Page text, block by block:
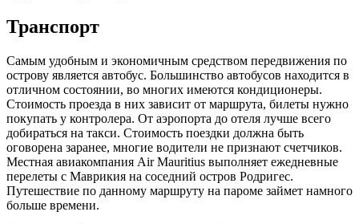
Транспорт
Самым удобным и экономичным средством передвижения по
острову является автобус. Большинство автобусов находится в
отличном состоянии, во многих имеются кондиционеры.
Стоимость проезда в них зависит от маршрута, билеты нужно
покупать у контролера. От аэропорта до отеля лучше всего
добираться на такси. Стоимость поездки должна быть
оговорена заранее, многие водители не признают счетчиков.
Местная авиакомпания Air Mauritius выполняет ежедневные
перелеты с Маврикия на соседний остров Родригес.
Путешествие по данному маршруту на пароме займет намного
больше времени.